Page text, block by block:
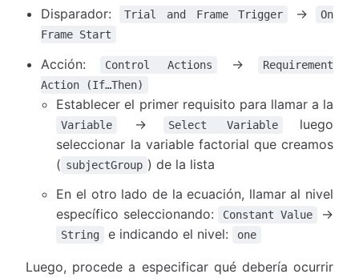
Disparador: Trial and Frame Trigger →
On
Frame Start
Acción: Control Actions →
Requirement
Action (If…Then)
Establecer el primer requisito para llamar a la
Variable → Select Variable
luego
seleccionar la variable factorial que creamos
( subjectGroup ) de la lista
En el otro lado de la ecuación, llamar al nivel
específico seleccionando:
Constant Value →
String e indicando el nivel: one
Luego, procede a especificar qué debería ocurrir